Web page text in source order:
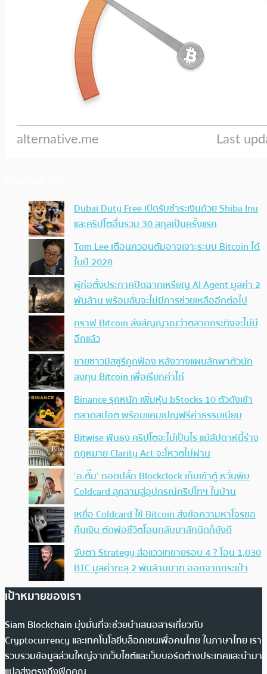
Dubai Duty Free เปิดรับชำระเงินด้วย Shiba Inu
และคริปโตอื่นรวม 30 สกุลเป็นครั้งแรก
Tom Lee เตือนควอนตัมอาจเจาะระบบ Bitcoin ได้
ในปี 2028
ผู้ก่อตั้งประกาศปิดฉากเหรียญ AI Agent มูลค่า 2
พันล้าน พร้อมลั่นจะไม่มีการช่วยเหลืออีกต่อไป
กราฟ Bitcoin ส่งสัญญาณว่าตลาดกระทิงจะไม่มี
อีกแล้ว
ชายชาวมิสซูรีถูกฟ้อง หลังวางแผนลักพาตัวนัก
ลงทุน Bitcoin เพื่อเรียกค่าไถ่
Binance รุกหนัก เพิ่มหุ้น bStocks 10 ตัวดังเข้า
ตลาดสปอต พร้อมแคมเปญฟรีค่าธรรมเนียม
Bitwise ฟันธง คริปโตจะไม่เป็นไร แม้สัปดาห์นี้ร่าง
กฎหมาย Clarity Act จะโหวตไม่ผ่าน
‘อ.ตั๊ม’ ถอดปลั้ก Blockclock เก็บเข้าตู้ หวั่นพิษ
Coldcard ลุกลามสู่อุปกรณ์คริปโทฯ ในบ้าน
เหยื่อ Coldcard ใช้ Bitcoin ส่งข้อความหาโจรขอ
คืนเงิน ตัดพ้อชีวิตโอนกลับมาสักนิดก็ยังดี
จับตา Strategy ส่อแววเทขายรอบ 4 ? โอน 1,030
BTC มูลค่าทะลุ 2 พันล้านบาท ออกจากกระเป๋า
เป้าหมายของเรา
Siam Blockchain มุ่งมั่นที่จะช่วยนำเสนอสารเกี่ยวกับ
Cryptocurrency และเทคโนโลยีบล็อกเชนเพื่อคนไทย ในภาษาไทย เรา
รวบรวมข้อมูลส่วนใหญ่จากเว็บไซต์และเว็บบอร์ดต่างประเทศและนำมา